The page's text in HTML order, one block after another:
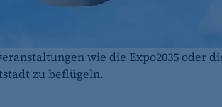
wie die Expo2035 oder
zu beflügeln.